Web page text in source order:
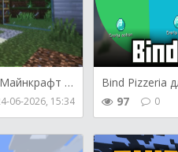
Connected Textures для Майнкрафт [26.2, 26.1.2]
06-2026, 15:34
97
0